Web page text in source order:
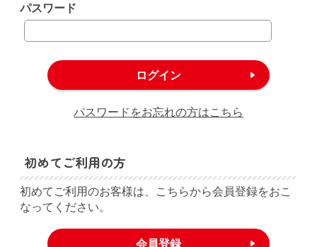
パスワード
パスワードをお忘れの方はこちら
初めてご利用の方
初めてご利用のお客様は、こちらから会員登録をおこ
なってください。